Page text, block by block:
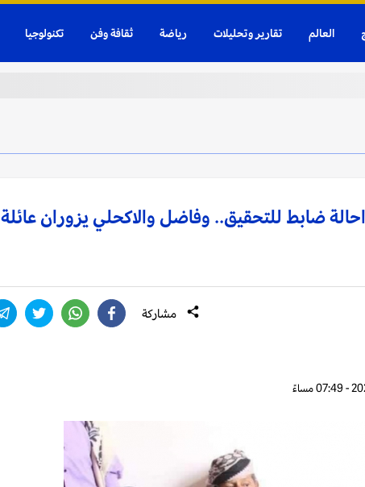
العالم تقارير وتحليلات رياضة ثقافة وفن تكنولوجيا
ضابط للتحقيق.. وفاضل والاكحلي يزوران عائلة
مشاركة